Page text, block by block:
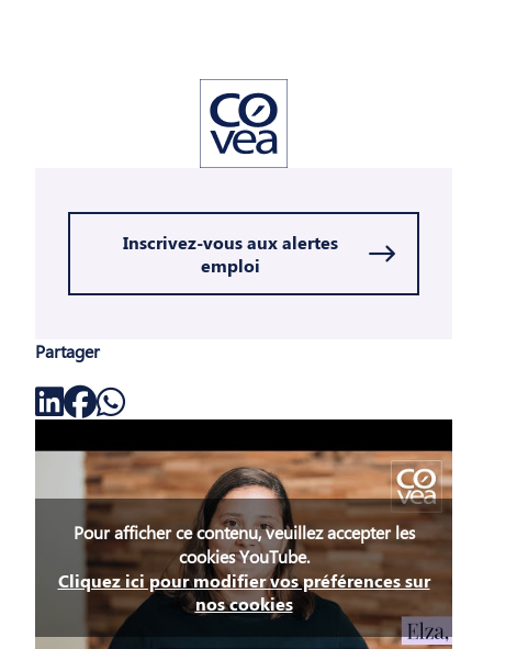
Inscrivez-vous aux alertes
emploi
Partager
Pour afficher ce contenu, veuillez accepter les
cookies YouTube.
Cliquez ici pour modifier vos préférences sur
nos cookies